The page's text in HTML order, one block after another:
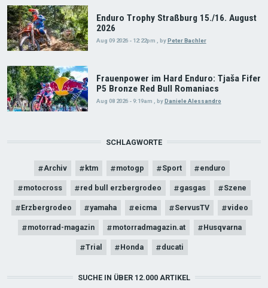
Enduro Trophy Straßburg 15./16. August
2026
Aug 09 2026 - 12:22pm , byPeter Bachler
Frauenpower im Hard Enduro: Tjaša Fifer
P5 Bronze Red Bull Romaniacs
Aug 08 2026 - 9:19am byDaniele Alessandro
SCHLAGWORTE
Archiv ktm motogp Sport enduro
motocross red bull erzbergrodeo gasgas Szene
Erzbergrodeo yamaha eicma ServusTV video
motorrad-magazin motorradmagazin.at Husqvarna
Trial Honda ducati
SUCHE IN ÜBER 12.000 ARTIKEL